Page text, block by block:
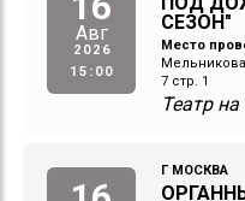
Авг
2026
15:00
СЕЗОН"
Место
Мельникова
7 стр. 1
Театр
Г МОСКВА